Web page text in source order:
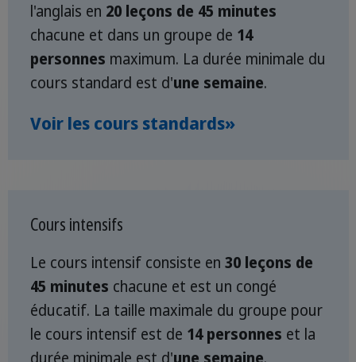
l'anglais en 20 leçons de 45 minutes
chacune et dans un groupe de 14
personnes maximum. La durée minimale du
cours standard est d'une semaine.
Voir les cours standards»
Cours intensifs
Le cours intensif consiste en 30 leçons de
45 minutes chacune et est un congé
éducatif. La taille maximale du groupe pour
le cours intensif est de 14 personnes et la